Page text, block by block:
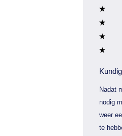
Nadat
nodig
weer
te